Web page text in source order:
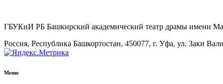
ГБУКиИ РБ Башкирский академический театр драмы имени
Россия, Республика Башкортостан, 450077, г. Уфа, ул. Заки
Меню